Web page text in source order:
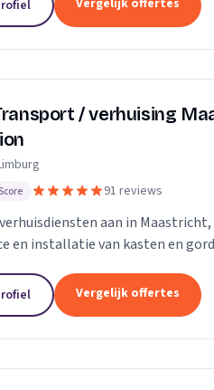
Vergelijk offertes
/ verhuising
91 reviews
aan in
en installatie van kasten en
Vergelijk offertes